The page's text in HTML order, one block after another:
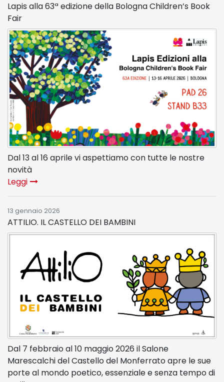
Lapis alla 63ª edizione della Bologna Children’s Book
Fair
Dal 13 al 16 aprile vi aspettiamo con tutte le nostre
novità
Leggi
13 gennaio 2026
ATTILIO. IL CASTELLO DEI BAMBINI
Dal 7 febbraio al 10 maggio 2026 il Salone
Marescalchi del Castello del Monferrato apre le sue
porte al mondo poetico, essenziale e senza tempo di